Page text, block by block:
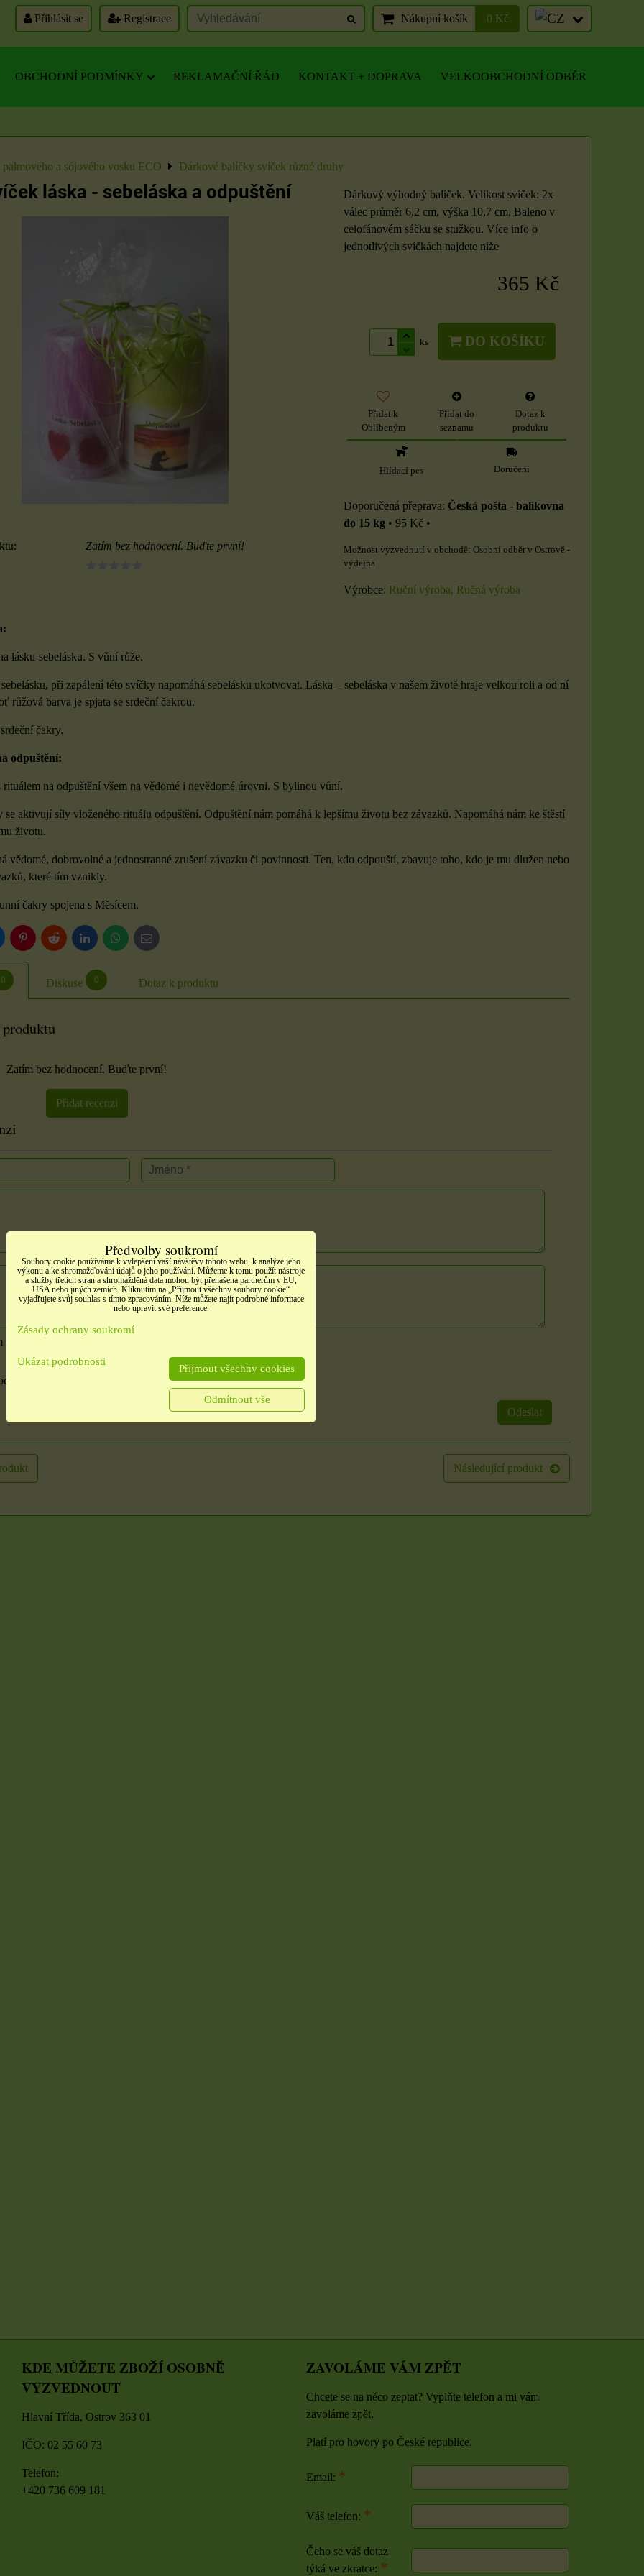
Přihlásit se Registrace Nákupní košík 0 Kč
OBCHODNÍ PODMÍNKY REKLAMAČNÍ ŘÁD KONTAKT + DOPRAVA VELKOOBCHODNÍ ODBĚR
a sójového vosku ECO Dárkové balíčky svíček různé druhy
láska - sebeláska a odpuštění
Zatím bez hodnocení. Buďte první!
Dárkový výhodný balíček. Velikost svíček: 2x
válec průměr 6,2 cm, výška 10,7 cm, Baleno v
celofánovém sáčku se stužkou. Více info o
jednotlivých svíčkách najdete níže
365 Kč
ks DO KOŠÍKU
Přidat k
Oblíbeným
Přidat do
seznamu
Dotaz k
produktu
Hlídací pes Doručení
Česká pošta - balíkovna
do 15 kg • 95 Kč •
Osobní odběr v Ostrově -
výdejna
Výrobce: Ruční výroba, Ručná výroba
lásku-sebelásku. S vůní růže.
při zapálení této svíčky napomáhá sebelásku ukotvovat. Láska – sebeláska v našem životě hraje velkou roli a od ní
růžová barva je spjata se srdeční čakrou.
čakry.
odpuštění:
rituálem na odpuštění všem na vědomé i nevědomé úrovni. S bylinou vůní.
se aktivují síly vloženého rituálu odpuštění. Odpuštění nám pomáhá k lepšímu životu bez závazků. Napomáhá nám ke štěstí
životu.
vědomé, dobrovolné a jednostranné zrušení závazku či povinnosti. Ten, kdo odpouští, zbavuje toho, kdo je mu dlužen nebo
které tím vznikly.
čakry spojena s Měsícem.
PinterestReddit LinkedInWhatsApp
E-
mail
0 Diskuse 0 Dotaz k produktu
Zatím bez hodnocení. Buďte první!
Přidat recenzi
recenzi, výhody nebo zápory - alespoň jedna položka je povinná.
Odeslat
Následující produkt
Samolepky třpitivé
zlaté písmena
Samolepky srdíčka
načatá
svíček: Zlatý klíč k
Rituál Zlatý klíč k
hojnosti
Máte pocit, že se ve vašem
životě zastavil proud? Že i
KDE MŮŽETE ZBOŽÍ OSOBNĚ
VYZVEDNOUT
Hlavní Třída, Ostrov 363 01
IČO: 02 55 60 73
Telefon:
+420 736 609 181
ZAVOLÁME VÁM ZPĚT
Chcete se na něco zeptat? Vyplňte telefon a mi vám
zavoláme zpět.
Platí pro hovory po České republice.
Email: *
Váš telefon: *
Čeho se váš dotaz
týká ve zkratce: *
Předvolby soukromí
Soubory cookie používáme k vylepšení vaší návštěvy tohoto webu, k analýze jeho
výkonu a ke shromažďování údajů o jeho používání. Můžeme k tomu použít nástroje
a služby třetích stran a shromážděná data mohou být přenášena partnerům v EU,
USA nebo jiných zemích. Kliknutím na „Přijmout všechny soubory cookie“
vyjadřujete svůj souhlas s tímto zpracováním. Níže můžete najít podrobné informace
nebo upravit své preference.
Zásady ochrany soukromí
Ukázat podrobnosti
Přijmout všechny cookies
Odmítnout vše